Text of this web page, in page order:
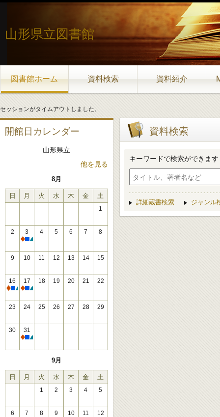
山形県立図書館
図書館ホーム 資料検索 資料紹介
セッションがタイムアウトしました。
開館日カレンダー
山形県立
他を見る
8月
日 月 火 水 木 金 土
1
2
3
休館
4 5 6 7 8
9 10 11 12 13 14 15
16
休館
17
休館
18 19 20 21 22
23 24 25 26 27 28 29
30
31
休館
9月
日 月 火 水 木 金 土
1 2 3 4 5
6
7
8 9 10 11 12
資料検索
キーワードで検索ができます
詳細蔵書検索 ジャンル